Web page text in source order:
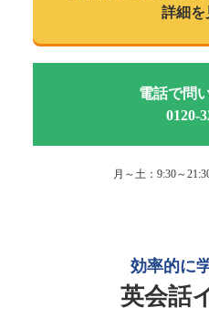
詳細を
電話で問
0120-
月～土：9:30～
効率的に
英会話